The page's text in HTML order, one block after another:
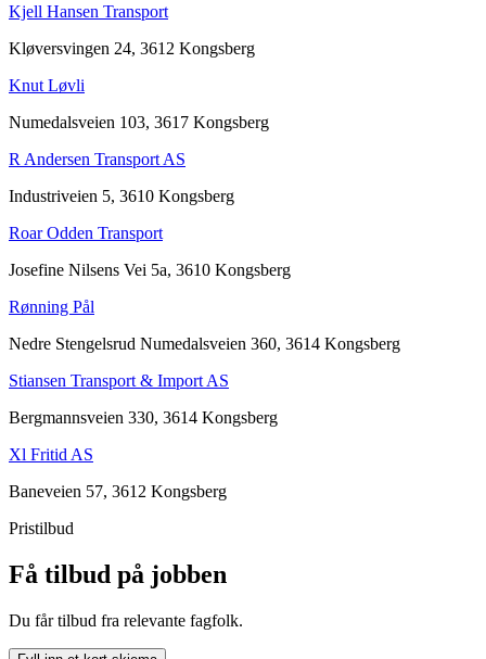
Kjell Hansen Transport
Kløversvingen 24, 3612 Kongsberg
Knut Løvli
Numedalsveien 103, 3617 Kongsberg
R Andersen Transport AS
Industriveien 5, 3610 Kongsberg
Roar Odden Transport
Josefine Nilsens Vei 5a, 3610 Kongsberg
Rønning Pål
Nedre Stengelsrud Numedalsveien 360, 3614 Kongsberg
Stiansen Transport & Import AS
Bergmannsveien 330, 3614 Kongsberg
Xl Fritid AS
Baneveien 57, 3612 Kongsberg
Pristilbud
Få tilbud på jobben
Du får tilbud fra relevante fagfolk.